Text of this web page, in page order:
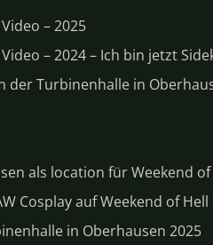
– 2025
– 2024 – Ich bin jetzt
der Turbinenhalle in
als location für Weekend of
Cosplay auf Weekend of Hell
in Oberhausen 2025